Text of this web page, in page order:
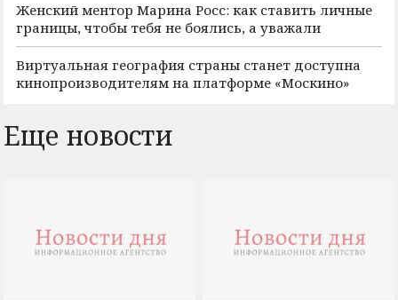
Женский ментор Марина Росс: как ставить личные
границы, чтобы тебя не боялись, а уважали
Виртуальная география страны станет доступна
кинопроизводителям на платформе «Москино»
Еще новости